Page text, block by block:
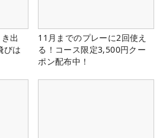
出
びは
11月までのプレーに2回使え
る！コース限定3,500円クー
ポン配布中！